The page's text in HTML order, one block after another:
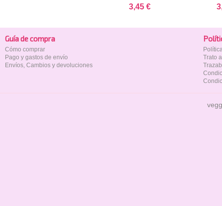
3,45 €
Guía de compra
Cómo comprar
Pago y gastos de envío
Envíos, Cambios y devoluciones
Trato